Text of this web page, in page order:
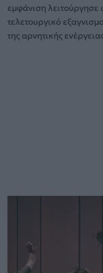
εμφάνιση
τελετουργικό
της αρνητικής